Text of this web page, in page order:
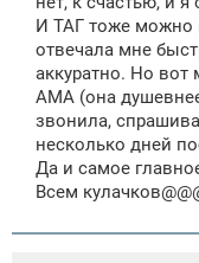
И ТАГ тоже можно
отвечала мне
аккуратно. Но вот
АМА (она
звонила,
несколько дней
Да и самое
Всем